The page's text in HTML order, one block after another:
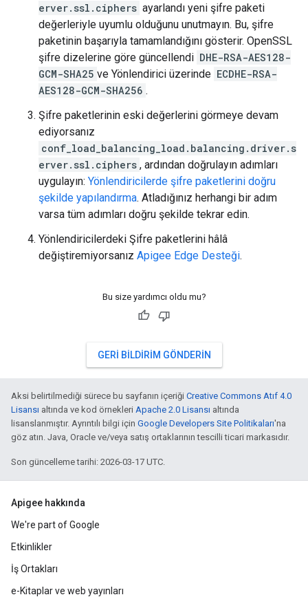
erver.ssl.ciphers ayarlandı yeni şifre paketi
değerleriyle uyumlu olduğunu unutmayın. Bu, şifre
paketinin başarıyla tamamlandığını gösterir. OpenSSL
şifre dizelerine göre güncellendi DHE-RSA-AES128-
GCM-SHA25 ve Yönlendirici üzerinde ECDHE-RSA-
AES128-GCM-SHA256 .
Şifre paketlerinin eski değerlerini görmeye devam
ediyorsanız
conf_load_balancing_load.balancing.driver.s
erver.ssl.ciphers , ardından doğrulayın adımları
uygulayın: Yönlendiricilerde şifre paketlerini doğru
şekilde yapılandırma. Atladığınız herhangi bir adım
varsa tüm adımları doğru şekilde tekrar edin.
Yönlendiricilerdeki Şifre paketlerini hâlâ
değiştiremiyorsanız Apigee Edge Desteği.
Bu size yardımcı oldu mu?
GERI BILDIRIM GÖNDERIN
Aksi belirtilmediği sürece bu sayfanın içeriği Creative Commons Atıf 4.0
Lisansı altında ve kod örnekleri Apache 2.0 Lisansı altında
lisanslanmıştır. Ayrıntılı bilgi için Google Developers Site Politikaları'na
göz atın. Java, Oracle ve/veya satış ortaklarının tescilli ticari markasıdır.
Son güncelleme tarihi: 2026-03-17 UTC.
Apigee hakkında
We're part of Google
Etkinlikler
İş Ortakları
e-Kitaplar ve web yayınları